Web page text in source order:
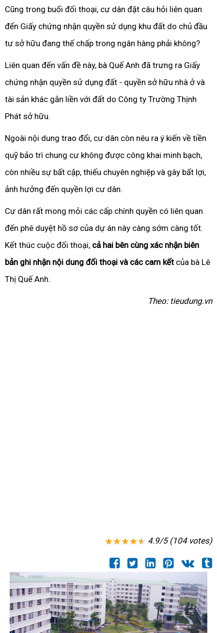
Cũng trong buổi đối thoại, cư dân đặt câu hỏi liên quan
đến Giấy chứng nhận quyền sử dụng khu đất do chủ đầu
tư sở hữu đang thế chấp trong ngân hàng phải không?
Liên quan đến vấn đề này, bà Quế Anh đã trưng ra Giấy
chứng nhận quyền sử dụng đất - quyền sở hữu nhà ở và
tài sản khác gắn liền với đất do Công ty Trường Thịnh
Phát sở hữu.
Ngoài nội dung trao đổi, cư dân còn nêu ra ý kiến về tiền
quỹ bảo trì chung cư không được công khai minh bạch,
còn nhiều sự bất cập, thiếu chuyên nghiệp và gây bất lợi,
ảnh hưởng đến quyền lợi cư dân.
Cư dân rất mong mỏi các cấp chính quyền có liên quan
đến phê duyệt hồ sơ của dự án này càng sớm càng tốt.
Kết thúc cuộc đối thoại, cả hai bên cùng xác nhận biên
bản ghi nhận nội dung đối thoại và các cam kết của bà Lê
Thị Quế Anh.
Theo: tieudung.vn
4.9/5 (104 votes)